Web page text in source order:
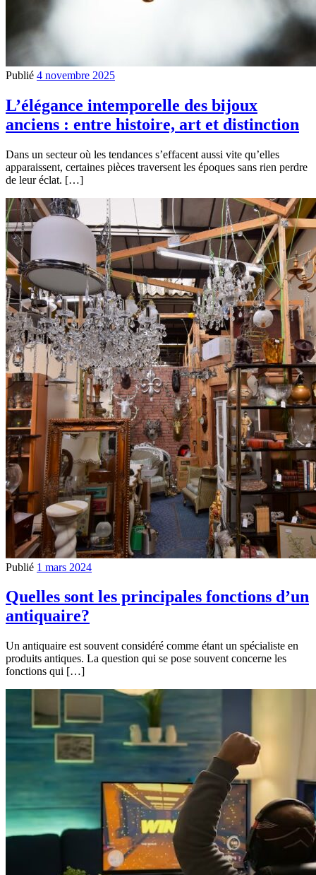
Publié 4 novembre 2025
L’élégance intemporelle des bijoux
anciens : entre histoire, art et distinction
Dans un secteur où les tendances s’effacent aussi vite qu’elles
apparaissent, certaines pièces traversent les époques sans rien perdre
de leur éclat. […]
Publié 1 mars 2024
Quelles sont les principales fonctions d’un
antiquaire?
Un antiquaire est souvent considéré comme étant un spécialiste en
produits antiques. La question qui se pose souvent concerne les
fonctions qui […]